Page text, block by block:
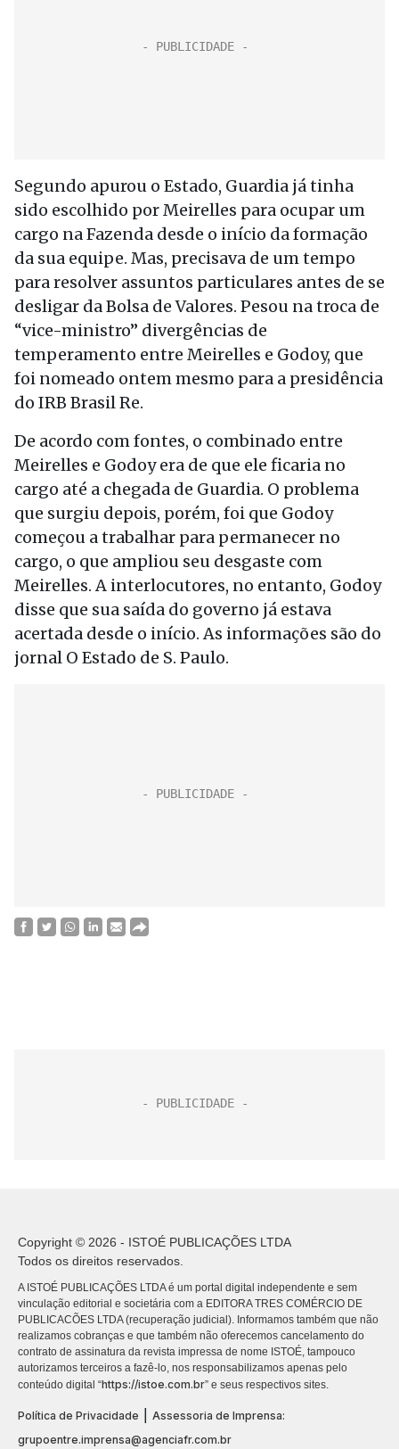
Segundo apurou o Estado, Guardia já tinha
sido escolhido por Meirelles para ocupar um
cargo na Fazenda desde o início da formação
da sua equipe. Mas, precisava de um tempo
para resolver assuntos particulares antes de se
desligar da Bolsa de Valores. Pesou na troca de
“vice-ministro” divergências de
temperamento entre Meirelles e Godoy, que
foi nomeado ontem mesmo para a presidência
do IRB Brasil Re.
De acordo com fontes, o combinado entre
Meirelles e Godoy era de que ele ficaria no
cargo até a chegada de Guardia. O problema
que surgiu depois, porém, foi que Godoy
começou a trabalhar para permanecer no
cargo, o que ampliou seu desgaste com
Meirelles. A interlocutores, no entanto, Godoy
disse que sua saída do governo já estava
acertada desde o início. As informações são do
jornal O Estado de S. Paulo.
Copyright © 2026 - ISTOÉ PUBLICAÇÕES LTDA
Todos os direitos reservados.
A ISTOÉ PUBLICAÇÕES LTDA é um portal digital independente e sem
vinculação editorial e societária com a EDITORA TRES COMÉRCIO DE
PUBLICACÕES LTDA (recuperação judicial). Informamos também que não
realizamos cobranças e que também não oferecemos cancelamento do
contrato de assinatura da revista impressa de nome ISTOÉ, tampouco
autorizamos terceiros a fazê-lo, nos responsabilizamos apenas pelo
conteúdo digital “https://istoe.com.br” e seus respectivos sites.
Política de Privacidade
Assessoria de Imprensa:
grupoentre.imprensa@agenciafr.com.br